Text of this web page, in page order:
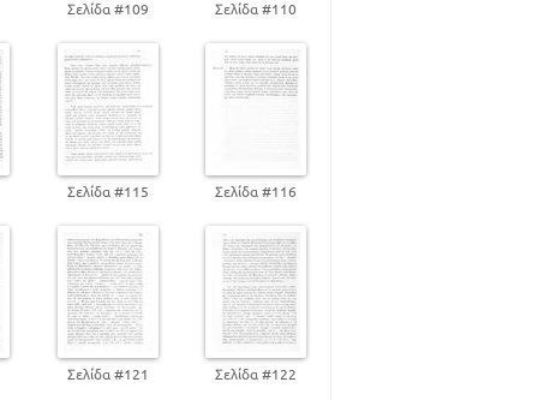
Σελίδα #109 Σελίδα #110
Σελίδα #115 Σελίδα #116
Σελίδα #121 Σελίδα #122